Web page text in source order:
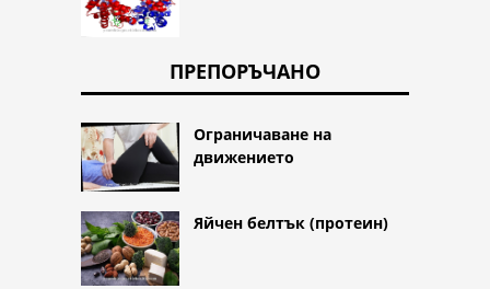
ПРЕПОРЪЧАНО
Ограничаване на
движението
Яйчен белтък (протеин)